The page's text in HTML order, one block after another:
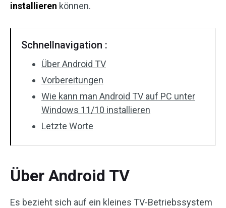
installieren können.
Schnellnavigation :
Über Android TV
Vorbereitungen
Wie kann man Android TV auf PC unter
Windows 11/10 installieren
Letzte Worte
Über Android TV
Es bezieht sich auf ein kleines TV-Betriebssystem